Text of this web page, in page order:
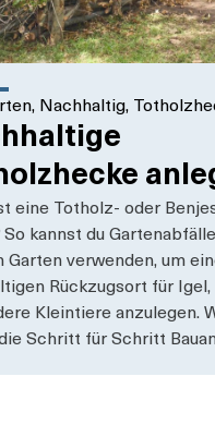
, Nachhaltig,
eine Totholz- oder
So kannst du
Garten verwenden, um
Rückzugsort für Igel,
Kleintiere anzulegen.
Schritt für Schritt